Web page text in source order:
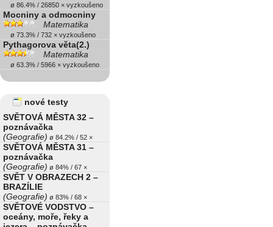
ø 86.4% / 26850 × vyzkoušeno
Mocniny a odmocniny
Matematika
ø 73.3% / 732 × vyzkoušeno
Pythagorova věta(2.)
Matematika
ø 63.3% / 5966 × vyzkoušeno
nové testy
SVĚTOVÁ MĚSTA 32 –
poznávačka
(Geografie) ø 84.2% / 52 ×
SVĚTOVÁ MĚSTA 31 –
poznávačka
(Geografie) ø 84% / 67 ×
SVĚT V OBRAZECH 2 –
BRAZÍLIE
(Geografie) ø 83% / 68 ×
SVĚTOVÉ VODSTVO –
oceány, moře, řeky a